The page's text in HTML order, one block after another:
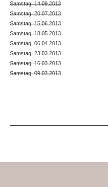
Samstag, 14.09.2013
Samstag, 20.07.2013
Samstag, 15.06.2013
Samstag, 18.05.2013
Samstag, 06.04.2013
Samstag, 23.03.2013
Samstag, 16.03.2013
Samstag, 09.03.2013